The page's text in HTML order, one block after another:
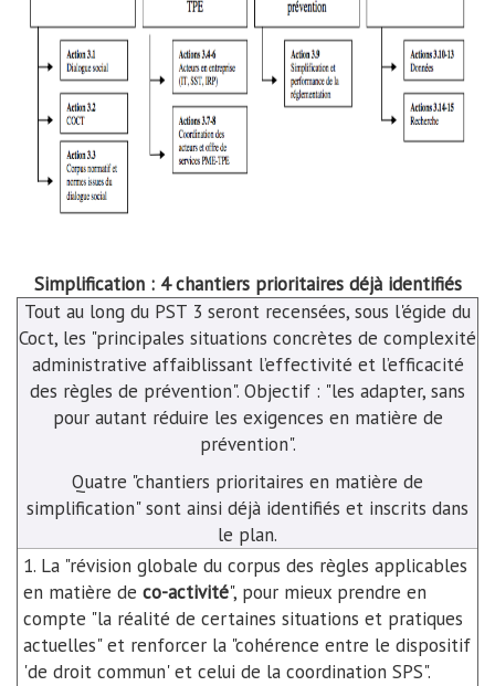
Tout au long du PST 3 seront recensées, sous l'égide du
Coct, les "principales situations concrètes de complexité
administrative affaiblissant l’effectivité et l’efficacité
des règles de prévention". Objectif : "les adapter, sans
pour autant réduire les exigences en matière de
prévention".
Quatre "chantiers prioritaires en matière de
simplification" sont ainsi déjà identifiés et inscrits dans
le plan.
Simplification : 4 chantiers prioritaires déjà identifiés
1. La "révision globale du corpus des règles applicables
en matière de co-activité", pour mieux prendre en
compte "la réalité de certaines situations et pratiques
actuelles" et renforcer la "cohérence entre le dispositif
'de droit commun' et celui de la coordination SPS".